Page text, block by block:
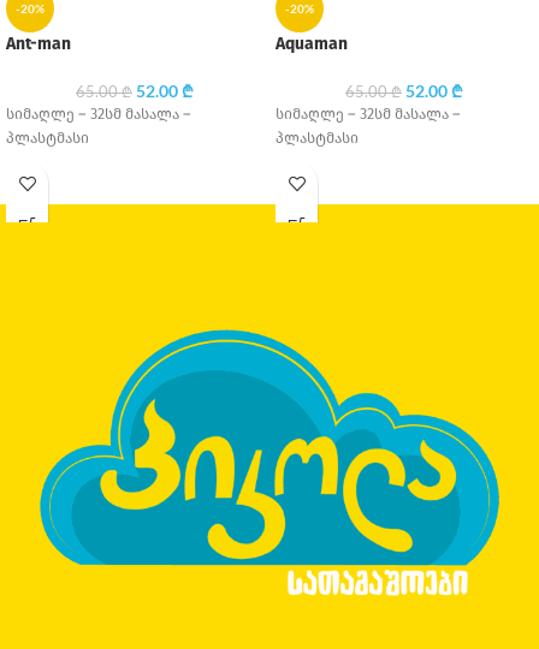
-20%
Ant-man
65.00₾ 52.00₾
სიმაღლე – 32სმ მასალა –
პლასტმასი
-20%
Aquaman
65.00₾ 52.00₾
სიმაღლე – 32სმ მასალა –
პლასტმასი